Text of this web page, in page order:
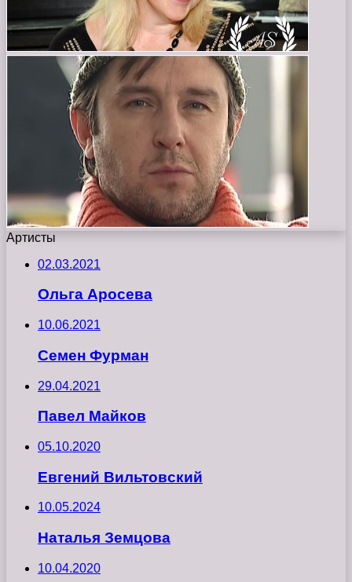
Артисты
02.03.2021
Ольга Аросева
10.06.2021
Семен Фурман
29.04.2021
Павел Майков
05.10.2020
Евгений Вильтовский
10.05.2024
Наталья Земцова
10.04.2020